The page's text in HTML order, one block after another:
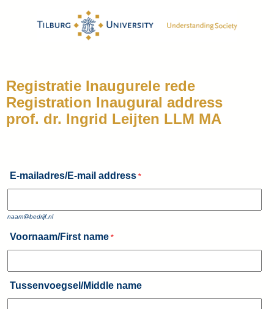
Registratie Inaugurele rede
Registration Inaugural address
prof. dr. Ingrid Leijten LLM MA
E-mailadres/E-mail address *
naam@bedrijf.nl
Voornaam/First name *
Tussenvoegsel/Middle name